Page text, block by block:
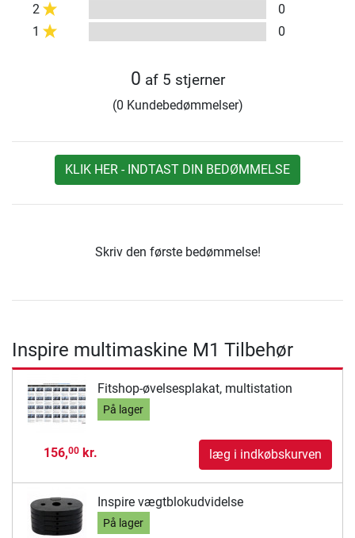
2
0
1
0
0 af 5 stjerner
(0 Kundebedømmelser)
KLIK HER - INDTAST DIN BEDØMMELSE
Skriv den første bedømmelse!
Inspire multimaskine M1 Tilbehør
Fitshop-øvelsesplakat, multistation
På lager
156,00kr. læg i indkøbskurven
Inspire vægtblokudvidelse
På lager